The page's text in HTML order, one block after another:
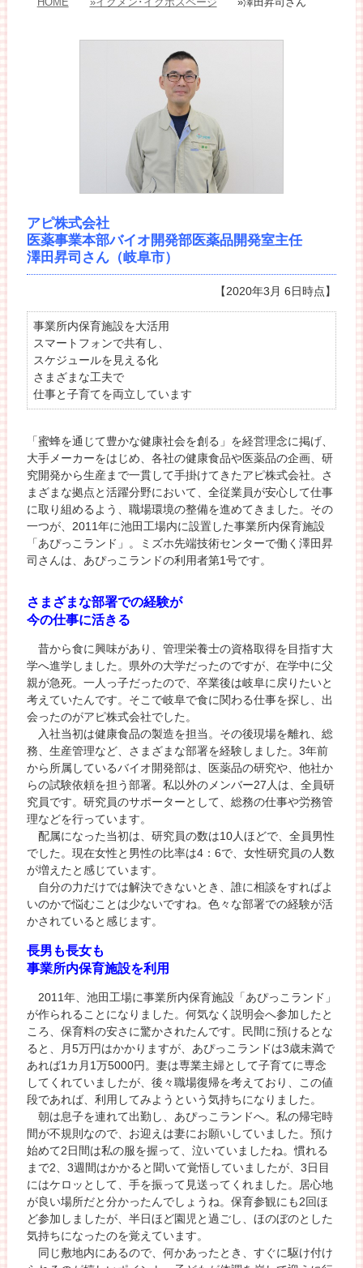
アピ株式会社
医薬事業本部バイオ開発部医薬品開発室主任
澤田昇司さん（岐阜市）
【2020年3月 6日時点】
事業所内保育施設を大活用
スマートフォンで共有し、
スケジュールを見える化
さまざまな工夫で
仕事と子育てを両立しています
「蜜蜂を通じて豊かな健康社会を創る」を経営理念に掲げ、
大手メーカーをはじめ、各社の健康食品や医薬品の企画、研
究開発から生産まで一貫して手掛けてきたアピ株式会社。さ
まざまな拠点と活躍分野において、全従業員が安心して仕事
に取り組めるよう、職場環境の整備を進めてきました。その
一つが、2011年に池田工場内に設置した事業所内保育施設
「あぴっこランド」。ミズホ先端技術センターで働く澤田昇
司さんは、あぴっこランドの利用者第1号です。
さまざまな部署での経験が
今の仕事に活きる
昔から食に興味があり、管理栄養士の資格取得を目指す大
学へ進学しました。県外の大学だったのですが、在学中に父
親が急死。一人っ子だったので、卒業後は岐阜に戻りたいと
考えていたんです。そこで岐阜で食に関わる仕事を探し、出
会ったのがアピ株式会社でした。
入社当初は健康食品の製造を担当。その後現場を離れ、総
務、生産管理など、さまざまな部署を経験しました。3年前
から所属しているバイオ開発部は、医薬品の研究や、他社か
らの試験依頼を担う部署。私以外のメンバー27人は、全員研
究員です。研究員のサポーターとして、総務の仕事や労務管
理などを行っています。
配属になった当初は、研究員の数は10人ほどで、全員男性
でした。現在女性と男性の比率は4：6で、女性研究員の人数
が増えたと感じています。
自分の力だけでは解決できないとき、誰に相談をすればよ
いのかで悩むことは少ないですね。色々な部署での経験が活
かされていると感じます。
長男も長女も
事業所内保育施設を利用
2011年、池田工場に事業所内保育施設「あぴっこランド」
が作られることになりました。何気なく説明会へ参加したと
ころ、保育料の安さに驚かされたんです。民間に預けるとな
ると、月5万円はかかりますが、あぴっこランドは3歳未満で
あれば1カ月1万5000円。妻は専業主婦として子育てに専念
してくれていましたが、後々職場復帰を考えており、この値
段であれば、利用してみようという気持ちになりました。
朝は息子を連れて出勤し、あぴっこランドへ。私の帰宅時
間が不規則なので、お迎えは妻にお願いしていました。預け
始めて2日間は私の服を握って、泣いていましたね。慣れる
まで2、3週間はかかると聞いて覚悟していましたが、3日目
にはケロッとして、手を振って見送ってくれました。居心地
が良い場所だと分かったんでしょうね。保育参観にも2回ほ
ど参加しましたが、半日ほど園児と過ごし、ほのぼのとした
気持ちになったのを覚えています。
同じ敷地内にあるので、何かあったとき、すぐに駆け付け